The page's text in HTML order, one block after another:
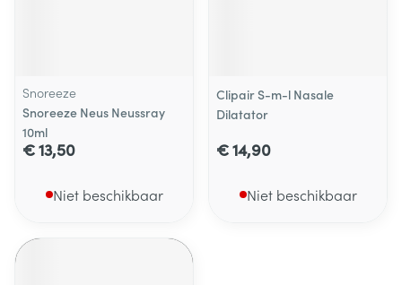
Snoreeze
Snoreeze Neus Neussray
10ml
€ 13,50
Niet beschikbaar
Clipair S-m-l Nasale
Dilatator
€ 14,90
Niet beschikbaar